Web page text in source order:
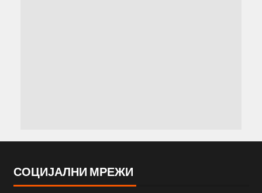
СОЦИЈАЛНИ МРЕЖИ